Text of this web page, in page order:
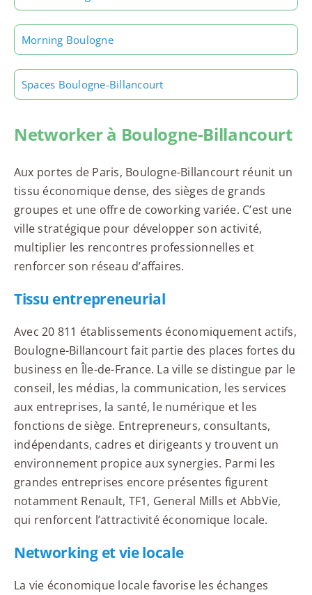
Morning Boulogne
Spaces Boulogne-Billancourt
Networker à Boulogne-Billancourt
Aux portes de Paris, Boulogne-Billancourt réunit un
tissu économique dense, des sièges de grands
groupes et une offre de coworking variée. C’est une
ville stratégique pour développer son activité,
multiplier les rencontres professionnelles et
renforcer son réseau d’affaires.
Tissu entrepreneurial
Avec 20 811 établissements économiquement actifs,
Boulogne-Billancourt fait partie des places fortes du
business en Île-de-France. La ville se distingue par le
conseil, les médias, la communication, les services
aux entreprises, la santé, le numérique et les
fonctions de siège. Entrepreneurs, consultants,
indépendants, cadres et dirigeants y trouvent un
environnement propice aux synergies. Parmi les
grandes entreprises encore présentes figurent
notamment Renault, TF1, General Mills et AbbVie,
qui renforcent l’attractivité économique locale.
Networking et vie locale
La vie économique locale favorise les échanges